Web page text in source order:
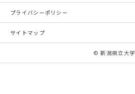
プライバシーポリシー
サイトマップ
© 新潟県立大学